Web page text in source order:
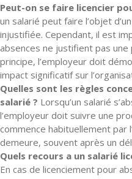
Peut-on se faire licencier
un salarié peut faire l’objet
injustifiée. Cependant, il est
absences ne justifient pas une
principe, l’employeur doit
impact significatif sur
Quelles sont les règles
salarié ? Lorsqu’un salarié
l’employeur doit suivre une
commence habituellement par
demeure, souvent après un
Quels recours a un salarié
En cas de licenciement pour